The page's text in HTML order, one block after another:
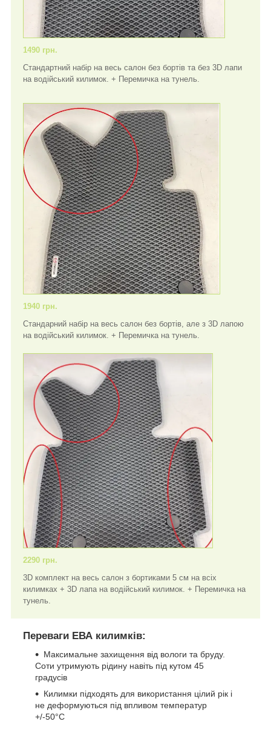
1490 грн.
Стандартний набір на весь салон без бортів та без 3D лапи
на водійський килимок. + Перемичка на тунель.
1940 грн.
Стандарний набір на весь салон без бортів, але з 3D лапою
на водійський килимок. + Перемичка на тунель.
2290 грн.
3D комплект на весь салон з бортиками 5 см на всіх
килимках + 3D лапа на водійський килимок. + Перемичка на
тунель.
Переваги ЕВА килимків:
Максимальне захищення від вологи та бруду.
Соти утримують рідину навіть під кутом 45
градусів
Килимки підходять для використання цілий рік і
не деформуються під впливом температур
+/-50°C